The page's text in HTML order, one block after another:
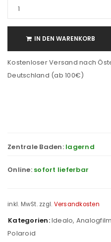
IN DEN WARENKORB
Kostenloser Versand nach
Deutschland (ab 100€)
Zentrale Baden: lagernd
Online: sofort lieferbar
inkl. MwSt. zzgl. Versandkosten
Kategorien:Idealo,
Polaroid